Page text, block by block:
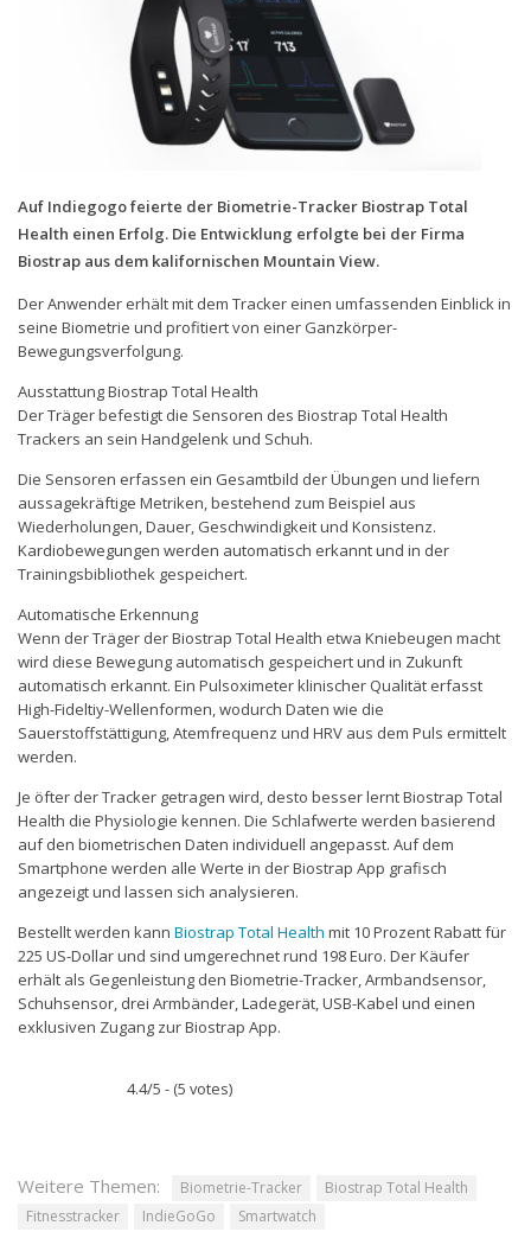
Smartphonetarife
Prepaid-Tarife
Datentarife
Mobilfunk-Vergleichsrechner
Mobilfunk-Tarifrechner
Flatrate-Datentarife
Auf Indiegogo feierte der Biometrie-Tracker Biostrap Total
Health einen Erfolg. Die Entwicklung erfolgte bei der Firma
Biostrap aus dem kalifornischen Mountain View.
Der Anwender erhält mit dem Tracker einen umfassenden Einblick in
seine Biometrie und profitiert von einer Ganzkörper-
Bewegungsverfolgung.
Ausstattung Biostrap Total Health
Der Träger befestigt die Sensoren des Biostrap Total Health
Trackers an sein Handgelenk und Schuh.
Die Sensoren erfassen ein Gesamtbild der Übungen und liefern
aussagekräftige Metriken, bestehend zum Beispiel aus
Wiederholungen, Dauer, Geschwindigkeit und Konsistenz.
Kardiobewegungen werden automatisch erkannt und in der
Trainingsbibliothek gespeichert.
Automatische Erkennung
Wenn der Träger der Biostrap Total Health etwa Kniebeugen macht
wird diese Bewegung automatisch gespeichert und in Zukunft
automatisch erkannt. Ein Pulsoximeter klinischer Qualität erfasst
High-Fideltiy-Wellenformen, wodurch Daten wie die
Sauerstoffstättigung, Atemfrequenz und HRV aus dem Puls ermittelt
werden.
Je öfter der Tracker getragen wird, desto besser lernt Biostrap Total
Health die Physiologie kennen. Die Schlafwerte werden basierend
auf den biometrischen Daten individuell angepasst. Auf dem
Smartphone werden alle Werte in der Biostrap App grafisch
angezeigt und lassen sich analysieren.
Bestellt werden kann Biostrap Total Health mit 10 Prozent Rabatt für
225 US-Dollar und sind umgerechnet rund 198 Euro. Der Käufer
erhält als Gegenleistung den Biometrie-Tracker, Armbandsensor,
Schuhsensor, drei Armbänder, Ladegerät, USB-Kabel und einen
exklusiven Zugang zur Biostrap App.
4.4/5 - (5 votes)
Weitere Themen: Biometrie-Tracker
Biostrap Total Health
Fitnesstracker
IndieGoGo Smartwatch